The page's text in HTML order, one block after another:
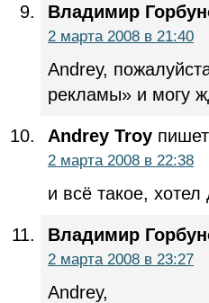
Владимир
2 марта 2008 в 21:40
Andrey,
рекламы» и могу
Andrey Troy
2 марта 2008 в 22:38
и всё такое, хотел
Владимир
2 марта 2008 в 23:27
Andrey,